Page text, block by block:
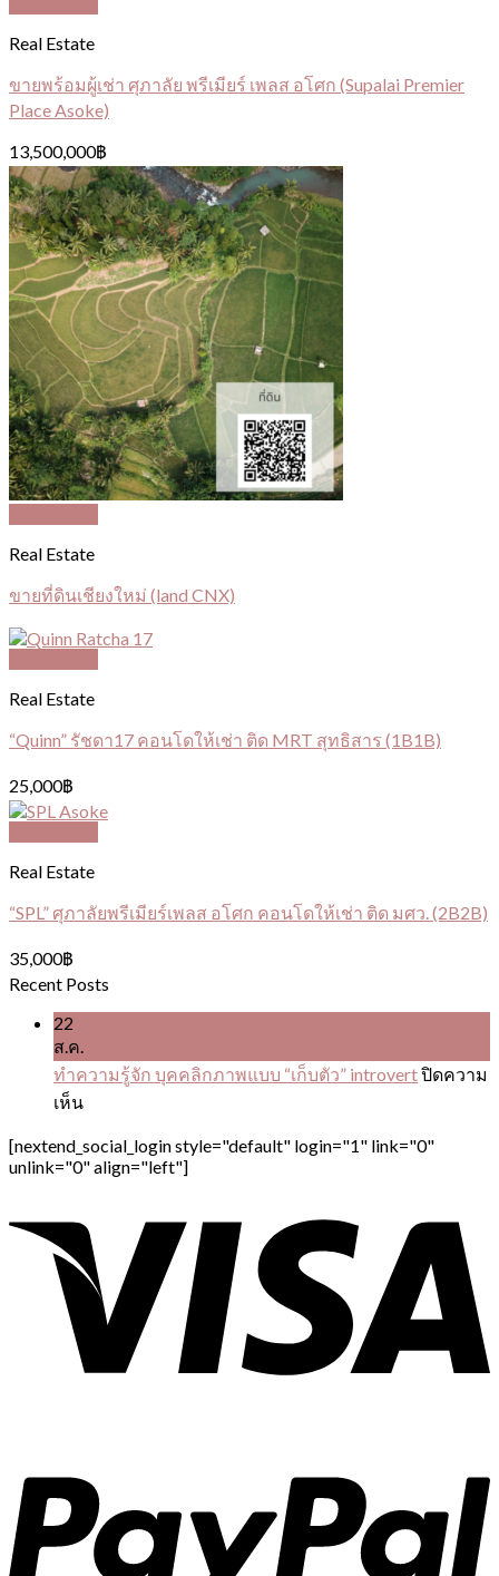
Real Estate
ขายพร้อมผู้เช่า ศุภาลัย พรีเมียร์ เพลส อโศก (Supalai Premier
Place Asoke)
13,500,000฿
Real Estate
ขายที่ดินเชียงใหม่ (land CNX)
Real Estate
“Quinn” รัชดา17 คอนโดให้เช่า ติด MRT สุทธิสาร (1B1B)
25,000฿
Real Estate
“SPL” ศุภาลัยพรีเมียร์เพลส อโศก คอนโดให้เช่า ติด มศว. (2B2B)
35,000฿
Recent Posts
22
ส.ค.
ทำความรู้จัก บุคคลิกภาพแบบ “เก็บตัว” introvertปิดความ
เห็นบน
รู้จัก
ภาพ
แบบ
“เก็บ
ตัว”
introvert
[nextend_social_login style="default" login="1" link="0"
unlink="0" align="left"]